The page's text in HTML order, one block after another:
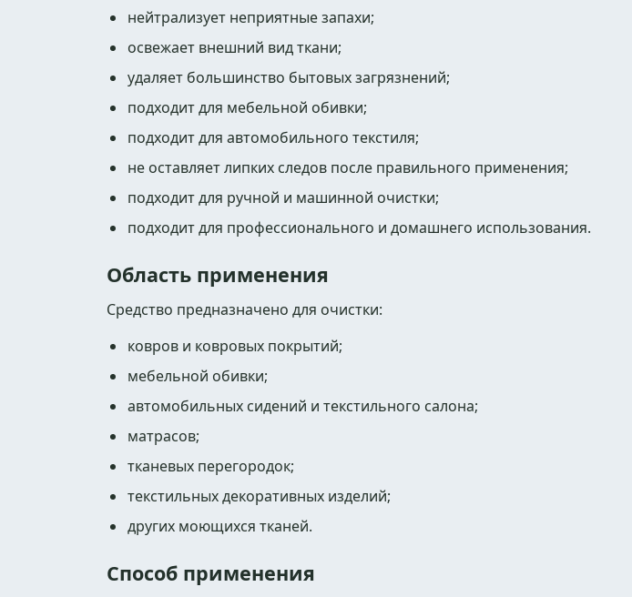
нейтрализует неприятные запахи;
освежает внешний вид ткани;
удаляет большинство бытовых загрязнений;
подходит для мебельной обивки;
подходит для автомобильного текстиля;
не оставляет липких следов после правильного применения;
подходит для ручной и машинной очистки;
подходит для профессионального и домашнего использования.
Область применения
Средство предназначено для очистки:
ковров и ковровых покрытий;
мебельной обивки;
автомобильных сидений и текстильного салона;
матрасов;
тканевых перегородок;
текстильных декоративных изделий;
других моющихся тканей.
Способ применения